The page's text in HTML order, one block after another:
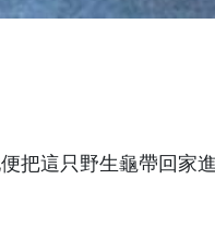
把這只野生龜帶回家